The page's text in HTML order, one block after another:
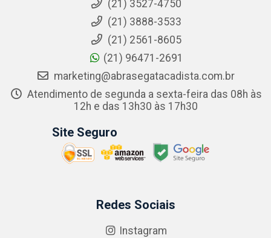
(21) 3527-4750
(21) 3888-3533
(21) 2561-8605
(21) 96471-2691
marketing@abrasegatacadista.com.br
Atendimento de segunda a sexta-feira das 08h às
12h e das 13h30 às 17h30
Site Seguro
Redes Sociais
Instagram